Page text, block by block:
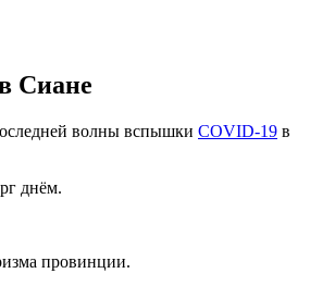
Сиане
волны вспышки COVID-19 в
днём.
провинции.